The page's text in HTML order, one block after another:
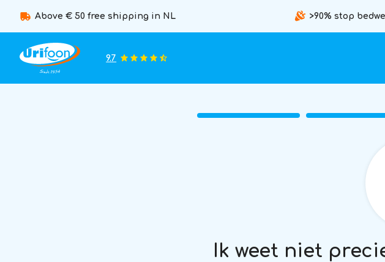
Above € 50 free shipping in NL >90% stop
9.7
Ik weet niet